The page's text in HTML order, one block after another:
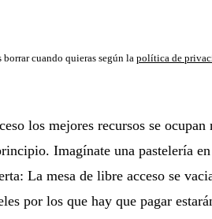
borrar cuando quieras según la política de
los mejores recursos se
Imagínate una pastelería
La mesa de libre acceso se
por los que hay que pagar